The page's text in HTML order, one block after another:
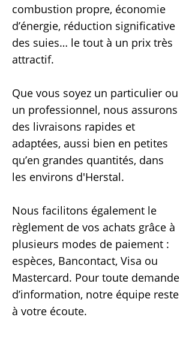
combustion propre, économie
d’énergie, réduction significative
des suies… le tout à un prix très
attractif.
Que vous soyez un particulier ou
un professionnel, nous assurons
des livraisons rapides et
adaptées, aussi bien en petites
qu’en grandes quantités, dans
les environs d'Herstal.
Nous facilitons également le
règlement de vos achats grâce à
plusieurs modes de paiement :
espèces, Bancontact, Visa ou
Mastercard. Pour toute demande
d’information, notre équipe reste
à votre écoute.